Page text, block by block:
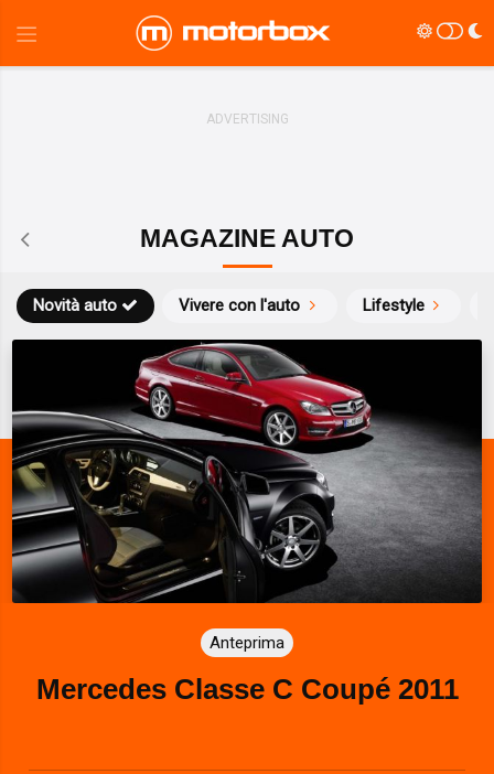
MAGAZINE AUTO
Novità auto Vivere con l'auto Lifestyle
Anteprima
Mercedes Classe C Coupé 2011